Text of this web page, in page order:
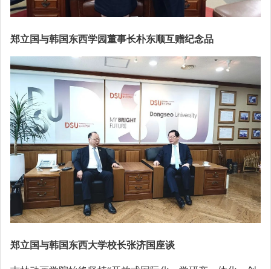
郑立国与韩国东西学园董事长朴东顺互赠纪念品
郑立国与韩国东西大学校长张济国座谈